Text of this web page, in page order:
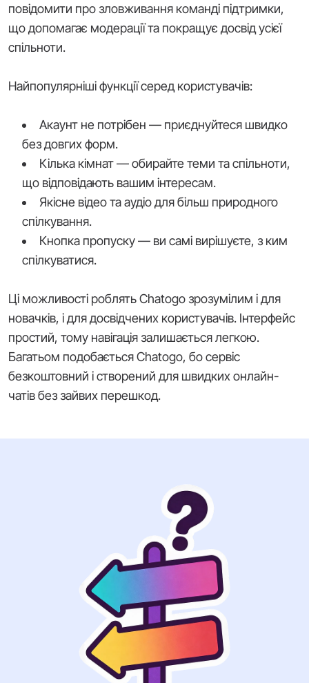
повідомити про зловживання команді підтримки,
що допомагає модерації та покращує досвід усієї
спільноти.
Найпопулярніші функції серед користувачів:
Акаунт не потрібен — приєднуйтеся швидко
без довгих форм.
Кілька кімнат — обирайте теми та спільноти,
що відповідають вашим інтересам.
Якісне відео та аудіо для більш природного
спілкування.
Кнопка пропуску — ви самі вирішуєте, з ким
спілкуватися.
Ці можливості роблять Chatogo зрозумілим і для
новачків, і для досвідчених користувачів. Інтерфейс
простий, тому навігація залишається легкою.
Багатьом подобається Chatogo, бо сервіс
безкоштовний і створений для швидких онлайн-
чатів без зайвих перешкод.